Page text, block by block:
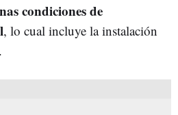
condiciones de
, lo cual incluye la instalación